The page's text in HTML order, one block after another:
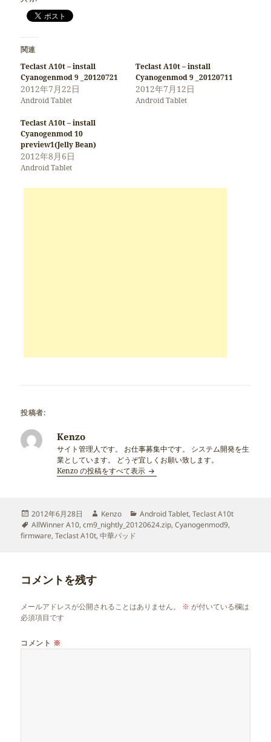
関連
Teclast A10t – install
Cyanogenmod 9 _20120721
2012年7月22日
Android Tablet
Teclast A10t – install
Cyanogenmod 9 _20120711
2012年7月12日
Android Tablet
Teclast A10t – install
Cyanogenmod 10
preview1(Jelly Bean)
2012年8月6日
Android Tablet
投稿者:
Kenzo
サイト管理人です。 お仕事募集中です。 システム開発を生
業としています。 どうぞ宜しくお願い致します。
Kenzo の投稿をすべて表示
投
稿
日:
2012年6月28日
作
成
者
Kenzo
カ
テ
Android Tablet,Teclast A10t
タ
グ
AllWinner A10,cm9_nightly_20120624.zip,Cyanogenmod9,
firmware,Teclast A10t,中華パッド
コメントを残す
メールアドレスが公開されることはありません。 ※ が付いている欄は
必須項目です
コメント ※